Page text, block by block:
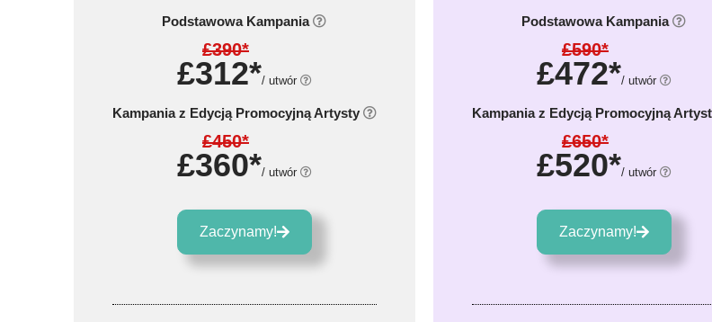
Podstawowa Kampania
£390*
£312*/ utwór
Kampania z Edycją Promocyjną Artysty
£450*
£360*/ utwór
Zaczynamy!
Podstawowa Kampania
£590*
£472*/ utwór
Kampania z Edycją Promocyjną
£650*
£520*/ utwór
Zaczynamy!